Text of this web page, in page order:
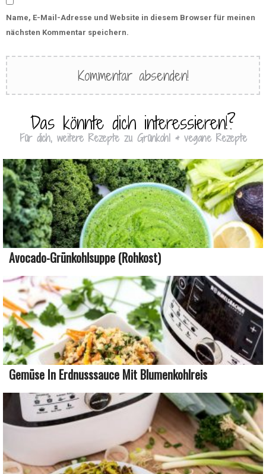
Name, E-Mail-Adresse und Website in diesem Browser für meinen
nächsten Kommentar speichern.
Das könnte dich interessieren!?
Für dich, weitere Rezepte zu Grünkohl & vegane Rezepte
Avocado-Grünkohlsuppe (Rohkost)
Gemüse In Erdnusssauce Mit Blumenkohlreis